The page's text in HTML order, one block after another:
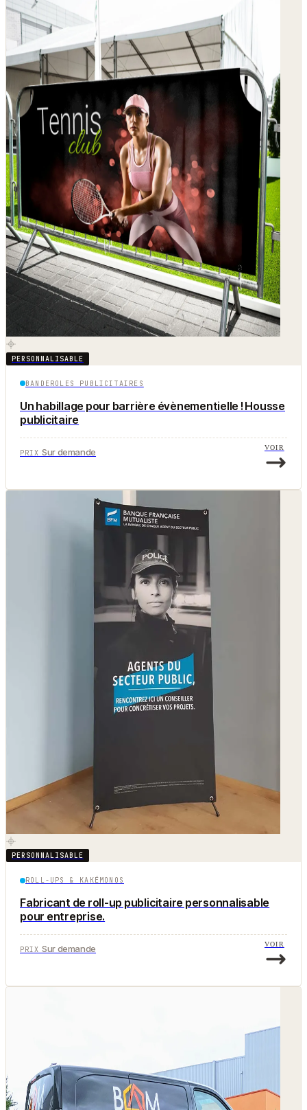
PERSONNALISABLE
BANDEROLES PUBLICITAIRES
Un habillage pour barrière évènementielle ! Housse
publicitaire
PRIX Sur demande VOIR
PERSONNALISABLE
ROLL-UPS & KAKÉMONOS
Fabricant de roll-up publicitaire personnalisable
pour entreprise.
PRIX Sur demande VOIR